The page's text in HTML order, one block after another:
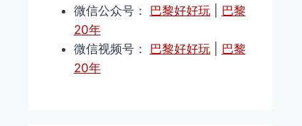
微信公众号： 巴黎好好玩| 巴黎
20年
微信视频号： 巴黎好好玩| 巴黎
20年